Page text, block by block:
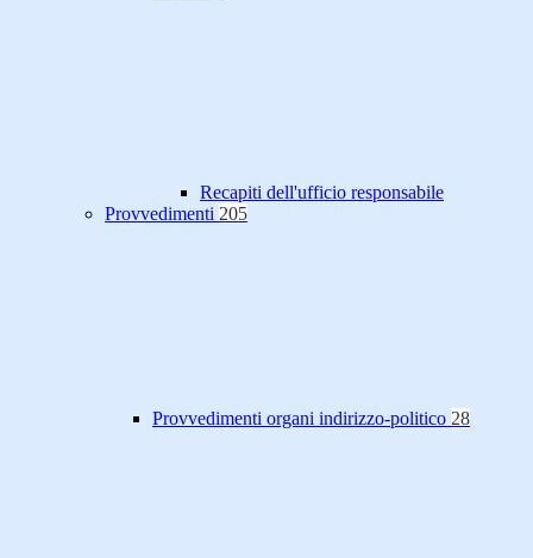
Recapiti dell'ufficio responsabile
Provvedimenti 205
Provvedimenti organi indirizzo-politico 28